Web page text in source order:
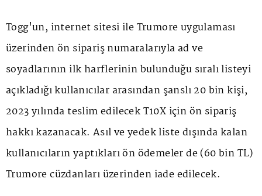
Togg'un, internet sitesi ile Trumore uygulaması
üzerinden ön sipariş numaralarıyla ad ve
soyadlarının ilk harflerinin bulunduğu sıralı listeyi
açıkladığı kullanıcılar arasından şanslı 20 bin kişi,
2023 yılında teslim edilecek T10X için ön sipariş
hakkı kazanacak. Asıl ve yedek liste dışında kalan
kullanıcıların yaptıkları ön ödemeler de (60 bin TL)
Trumore cüzdanları üzerinden iade edilecek.